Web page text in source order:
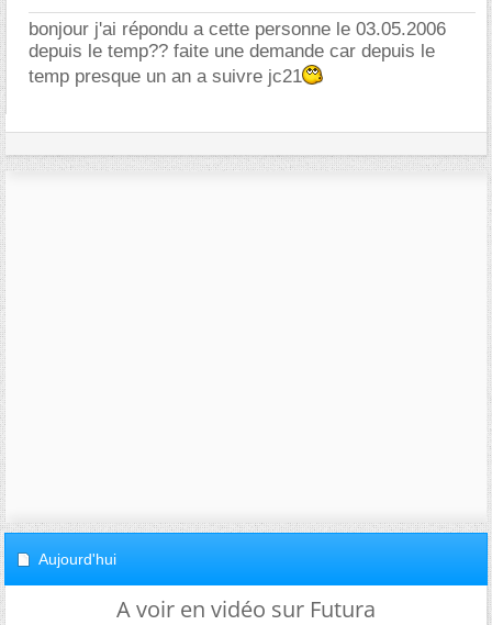
bonjour j'ai répondu a cette personne le 03.05.2006
depuis le temp?? faite une demande car depuis le
temp presque un an a suivre jc21
Aujourd'hui
A voir en vidéo sur Futura